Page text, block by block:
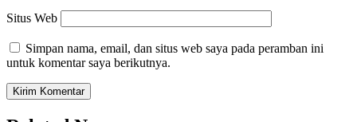
Situs Web
Simpan nama, email, dan situs web saya pada peramban ini
untuk komentar saya berikutnya.